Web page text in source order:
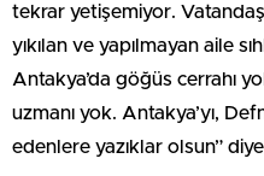
tekrar yetişemiyor.
yıkılan ve yapılmayan aile
Antakya’da göğüs cerrahı
uzmanı yok. Antakya’yı,
edenlere yazıklar olsun”